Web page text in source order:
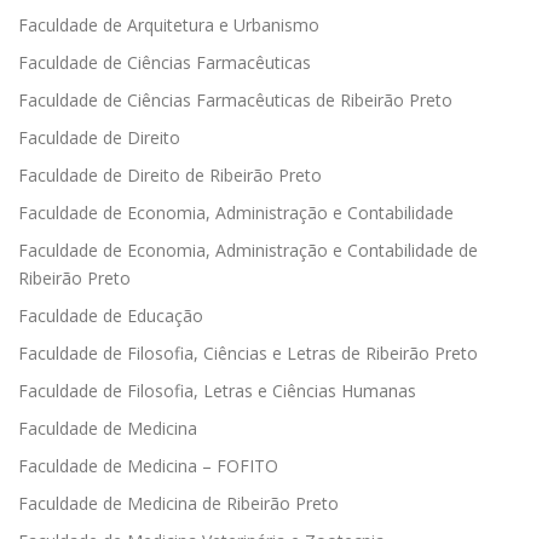
Faculdade de Arquitetura e Urbanismo
Faculdade de Ciências Farmacêuticas
Faculdade de Ciências Farmacêuticas de Ribeirão Preto
Faculdade de Direito
Faculdade de Direito de Ribeirão Preto
Faculdade de Economia, Administração e Contabilidade
Faculdade de Economia, Administração e Contabilidade de
Ribeirão Preto
Faculdade de Educação
Faculdade de Filosofia, Ciências e Letras de Ribeirão Preto
Faculdade de Filosofia, Letras e Ciências Humanas
Faculdade de Medicina
Faculdade de Medicina – FOFITO
Faculdade de Medicina de Ribeirão Preto